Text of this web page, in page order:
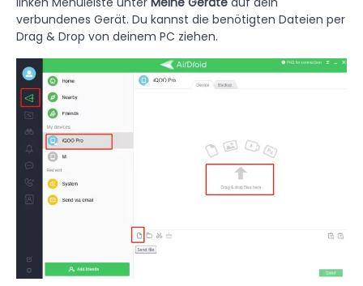
verbundenes Gerät. Du kannst die benötigten Dateien per
Drag & Drop von deinem PC ziehen.